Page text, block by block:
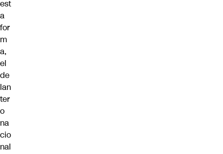
est
a
for
m
a,
el
de
lan
ter
o
na
cio
nal